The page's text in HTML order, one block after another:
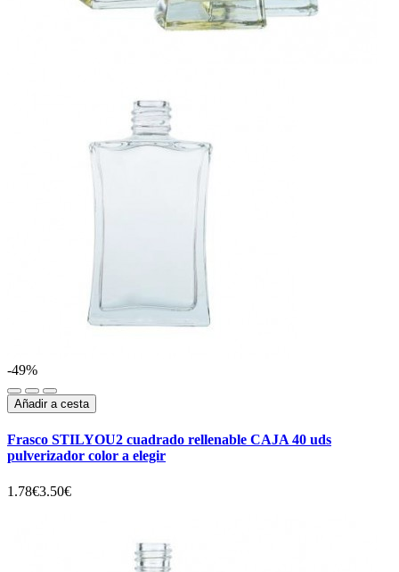
-49%
Añadir a cesta
Frasco STILYOU2 cuadrado rellenable CAJA 40 uds
pulverizador color a elegir
1.78€3.50€